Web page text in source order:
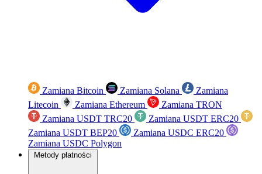
Zamiana Bitcoin Zamiana Solana
Zamiana
Litecoin
Zamiana Ethereum
Zamiana TRON
Zamiana USDT TRC20
Zamiana USDT ERC20
Zamiana USDT BEP20
Zamiana USDC ERC20
Zamiana USDC Polygon
Metody płatności